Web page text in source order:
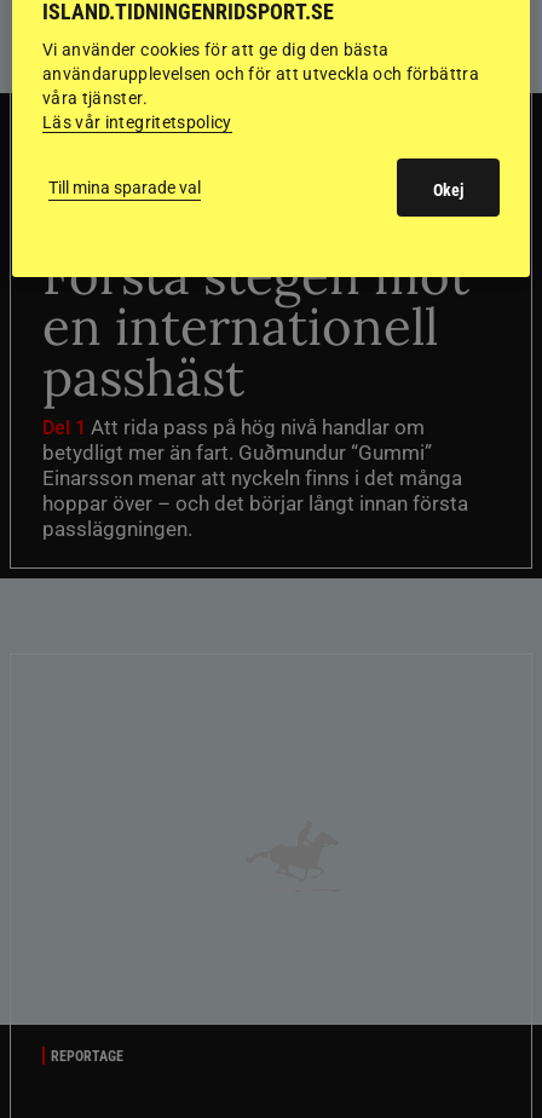
TRÄNINGSTIPS
”Gummi” berättar:
Första stegen mot
en internationell
passhäst
Del 1 Att rida pass på hög nivå handlar om
betydligt mer än fart. Guðmundur “Gummi”
Einarsson menar att nyckeln finns i det många
hoppar över – och det börjar långt innan första
passläggningen.
REPORTAGE
ISLAND.TIDNINGENRIDSPORT.SE
Vi använder cookies för att ge dig den bästa
användarupplevelsen och för att utveckla och förbättra
våra tjänster.
Läs vår integritetspolicy
Till mina sparade val Okej